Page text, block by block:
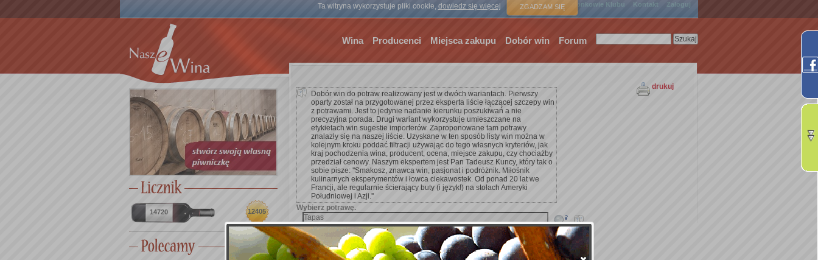
Ta witryna wykorzystuje pliki cookie, dowiedz się więcej ZGADZAM SIĘ
Strona główna Członkowie Klubu Kontakt Zaloguj
Wina Producenci Miejsca zakupu Dobór win Forum
14720 12405
drukuj
Dobór win do potraw realizowany jest w dwóch wariantach. Pierwszy
oparty został na przygotowanej przez eksperta liście łączącej szczepy win
z potrawami. Jest to jedynie nadanie kierunku poszukiwań a nie
precyzyjna porada. Drugi wariant wykorzystuje umieszczane na
etykietach win sugestie importerów. Zaproponowane tam potrawy
znalazły się na naszej liście. Uzyskane w ten sposób listy win można w
kolejnym kroku poddać filtracji używając do tego własnych kryteriów, jak
kraj pochodzenia wina, producent, ocena, miejsce zakupu, czy chociażby
przedział cenowy. Naszym ekspertem jest Pan Tadeusz Kuncy, który tak o
sobie pisze: ''Smakosz, znawca win, pasjonat i podróżnik. Miłośnik
kulinarnych eksperymentów i łowca ciekawostek. Od ponad 20 lat we
Francji, ale regularnie ścierający buty (i język!) na stołach Ameryki
Południowej i Azji.''
Wybierz potrawę.
Dodaj kryterium wyszukiwania.